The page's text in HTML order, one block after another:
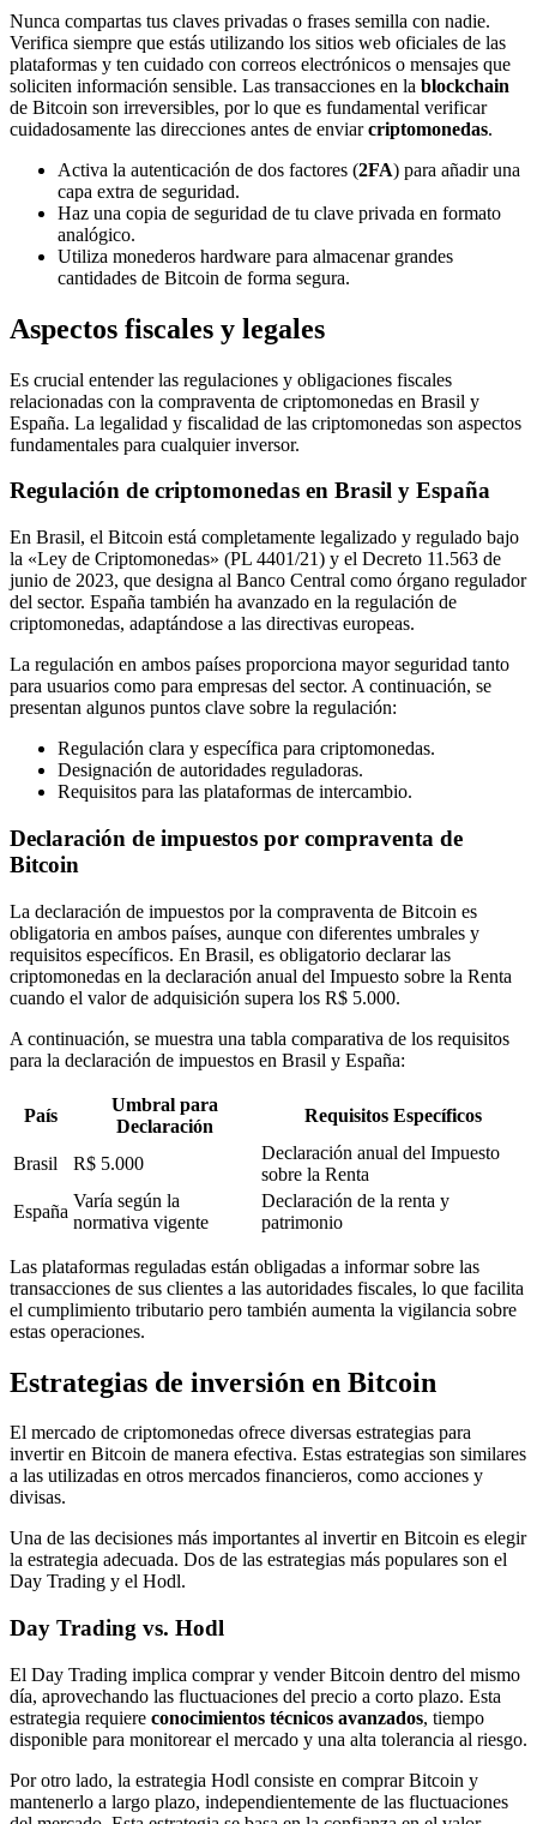
Nunca compartas tus claves privadas o frases semilla con nadie.
Verifica siempre que estás utilizando los sitios web oficiales de las
plataformas y ten cuidado con correos electrónicos o mensajes que
soliciten información sensible. Las transacciones en la blockchain
de Bitcoin son irreversibles, por lo que es fundamental verificar
cuidadosamente las direcciones antes de enviarcriptomonedas.
Activa la autenticación de dos factores (2FA) para añadir una
capa extra de seguridad.
Haz una copia de seguridad de tu clave privada en formato
analógico.
Utiliza monederos hardware para almacenar grandes
cantidades de Bitcoin de forma segura.
Aspectos fiscales y legales
Es crucial entender las regulaciones y obligaciones fiscales
relacionadas con la compraventa de criptomonedas en Brasil y
España. La legalidad y fiscalidad de las criptomonedas son aspectos
fundamentales para cualquier inversor.
Regulación de criptomonedas en Brasil y España
En Brasil, el Bitcoin está completamente legalizado y regulado bajo
la «Ley de Criptomonedas» (PL 4401/21) y el Decreto 11.563 de
junio de 2023, que designa al Banco Central como órgano regulador
del sector. España también ha avanzado en la regulación de
criptomonedas, adaptándose a las directivas europeas.
La regulación en ambos países proporciona mayor seguridad tanto
para usuarios como para empresas del sector. A continuación, se
presentan algunos puntos clave sobre la regulación:
Regulación clara y específica para criptomonedas.
Designación de autoridades reguladoras.
Requisitos para las plataformas de intercambio.
Declaración de impuestos por compraventa de
Bitcoin
La declaración de impuestos por la compraventa de Bitcoin es
obligatoria en ambos países, aunque con diferentes umbrales y
requisitos específicos. En Brasil, es obligatorio declarar las
criptomonedas en la declaración anual del Impuesto sobre la Renta
cuando el valor de adquisición supera los R$ 5.000.
A continuación, se muestra una tabla comparativa de los requisitos
para la declaración de impuestos en Brasil y España:
País
Umbral para
Declaración
Requisitos Específicos
Brasil R$ 5.000
Declaración anual del Impuesto
sobre la Renta
España
Varía según la
normativa vigente
Declaración de la renta y
patrimonio
Las plataformas reguladas están obligadas a informar sobre las
transacciones de sus clientes a las autoridades fiscales, lo que facilita
el cumplimiento tributario pero también aumenta la vigilancia sobre
estas operaciones.
Estrategias de inversión en Bitcoin
El mercado de criptomonedas ofrece diversas estrategias para
invertir en Bitcoin de manera efectiva. Estas estrategias son similares
a las utilizadas en otros mercados financieros, como acciones y
divisas.
Una de las decisiones más importantes al invertir en Bitcoin es elegir
la estrategia adecuada. Dos de las estrategias más populares son el
Day Trading y el Hodl.
Day Trading vs. Hodl
El Day Trading implica comprar y vender Bitcoin dentro del mismo
día, aprovechando las fluctuaciones del precio a corto plazo. Esta
estrategia requiere conocimientos técnicos avanzados, tiempo
disponible para monitorear el mercado y una alta tolerancia al riesgo.
Por otro lado, la estrategia Hodl consiste en comprar Bitcoin y
mantenerlo a largo plazo, independientemente de las fluctuaciones